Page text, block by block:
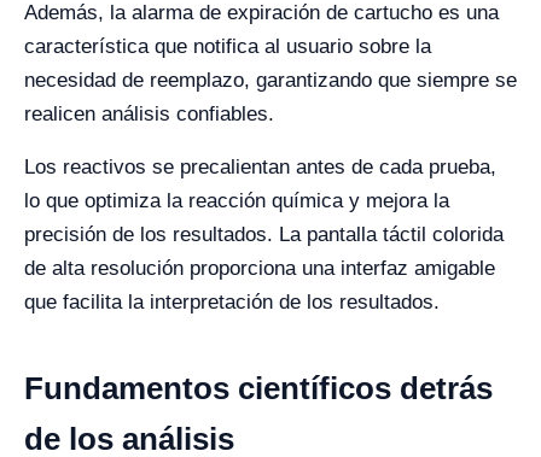
Además, la alarma de expiración de cartucho es una
característica que notifica al usuario sobre la
necesidad de reemplazo, garantizando que siempre se
realicen análisis confiables.
Los reactivos se precalientan antes de cada prueba,
lo que optimiza la reacción química y mejora la
precisión de los resultados. La pantalla táctil colorida
de alta resolución proporciona una interfaz amigable
que facilita la interpretación de los resultados.
Fundamentos científicos detrás
de los análisis